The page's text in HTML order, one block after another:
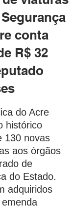
conta
R$ 32
5 estrelas.
do Acre
histórico
130 novas
aos órgãos
de
do Estado.
adquiridos